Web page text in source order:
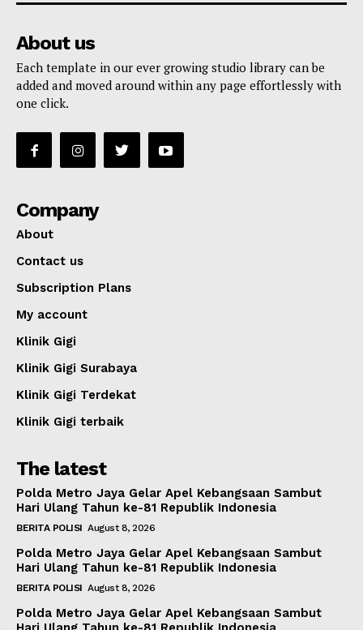
About us
Each template in our ever growing studio library can be
added and moved around within any page effortlessly with
one click.
Company
About
Contact us
Subscription Plans
My account
Klinik Gigi
Klinik Gigi Surabaya
Klinik Gigi Terdekat
Klinik Gigi terbaik
The latest
Polda Metro Jaya Gelar Apel Kebangsaan Sambut
Hari Ulang Tahun ke-81 Republik Indonesia
BERITA POLISI August 8, 2026
Polda Metro Jaya Gelar Apel Kebangsaan Sambut
Hari Ulang Tahun ke-81 Republik Indonesia
BERITA POLISI August 8, 2026
Polda Metro Jaya Gelar Apel Kebangsaan Sambut